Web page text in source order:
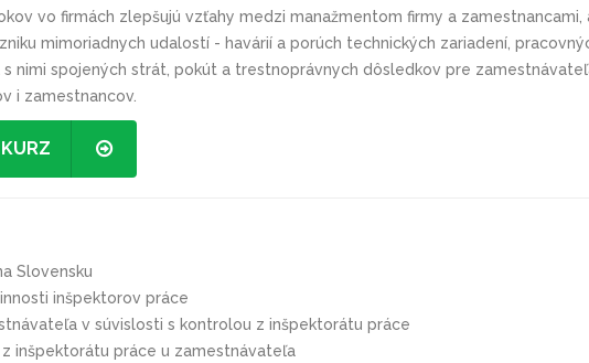
vo firmách zlepšujú vzťahy medzi manažmentom firmy a zamestnancami,
mimoriadnych udalostí - havárií a porúch technických zariadení,
nimi spojených strát, pokút a trestnoprávnych dôsledkov pre
i zamestnancov.
Slovensku
inšpektorov práce
v súvislosti s kontrolou z inšpektorátu práce
inšpektorátu práce u zamestnávateľa